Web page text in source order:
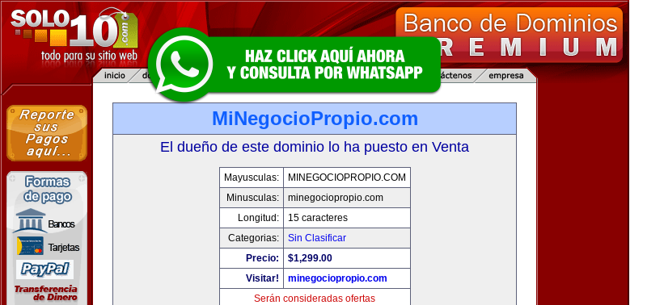
MiNegocioPropio.com
El dueño de este dominio lo ha puesto en Venta
Mayusculas:
MINEGOCIOPROPIO.COM
Minusculas:
minegociopropio.com
Longitud:
15 caracteres
Categorias:
Sin Clasificar
Precio:
$1,299.00
Visitar!
minegociopropio.com
Serán consideradas ofertas